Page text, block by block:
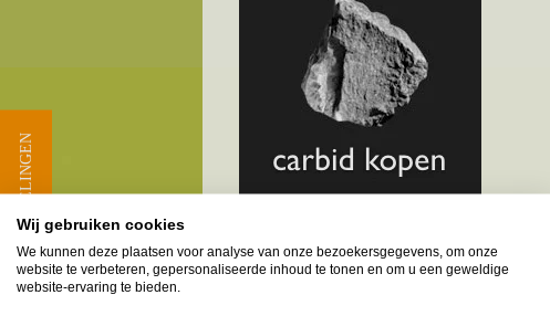
Melkbusshop.nl HET verkooppunt voor
★ BEOORDELINGEN
Wij gebruiken cookies
We kunnen deze plaatsen voor analyse van onze bezoekersgegevens, om onze
website te verbeteren, gepersonaliseerde inhoud te tonen en om u een geweldige
website-ervaring te bieden.